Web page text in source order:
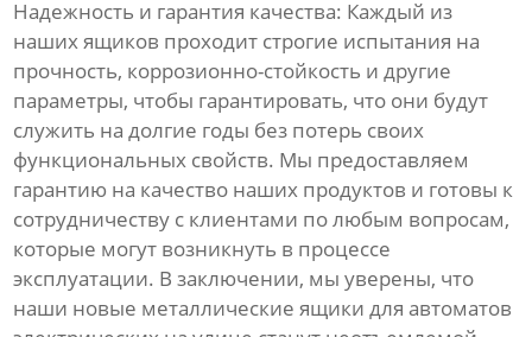
Надежность и гарантия качества: Каждый из
наших ящиков проходит строгие испытания на
прочность, коррозионно-стойкость и другие
параметры, чтобы гарантировать, что они будут
служить на долгие годы без потерь своих
функциональных свойств. Мы предоставляем
гарантию на качество наших продуктов и готовы к
сотрудничеству с клиентами по любым вопросам,
которые могут возникнуть в процессе
эксплуатации. В заключении, мы уверены, что
наши новые металлические ящики для автоматов